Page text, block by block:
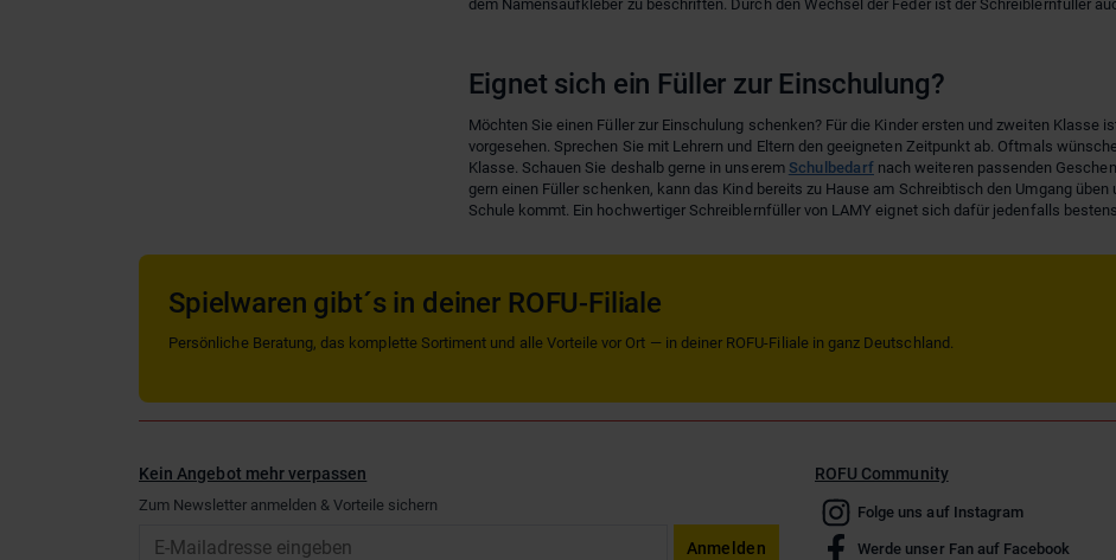
dem Namensaufkleber zu beschriften. Durch den Wechsel der Feder ist der Schreiblernfüller
Eignet sich ein Füller zur Einschulung?
Möchten Sie einen Füller zur Einschulung schenken? Für die Kinder ersten und zweiten Klasse
vorgesehen. Sprechen Sie mit Lehrern und Eltern den geeigneten Zeitpunkt ab. Oftmals
Klasse. Schauen Sie deshalb gerne in unserem Schulbedarfnach weiteren passenden
gern einen Füller schenken, kann das Kind bereits zu Hause am Schreibtisch den Umgang
Schule kommt. Ein hochwertiger Schreiblernfüller von LAMY eignet sich dafür jedenfalls
Spielwaren gibt´s in deiner ROFU-Filiale
Persönliche Beratung, das komplette Sortiment und alle Vorteile vor Ort — in deiner ROFU-Filiale in ganz Deutschland.
Kein Angebot mehr verpassen
Zum Newsletter anmelden & Vorteile sichern
Anmelden
ROFU Community
Folge uns auf Instagram
Werde unser Fan auf Facebook